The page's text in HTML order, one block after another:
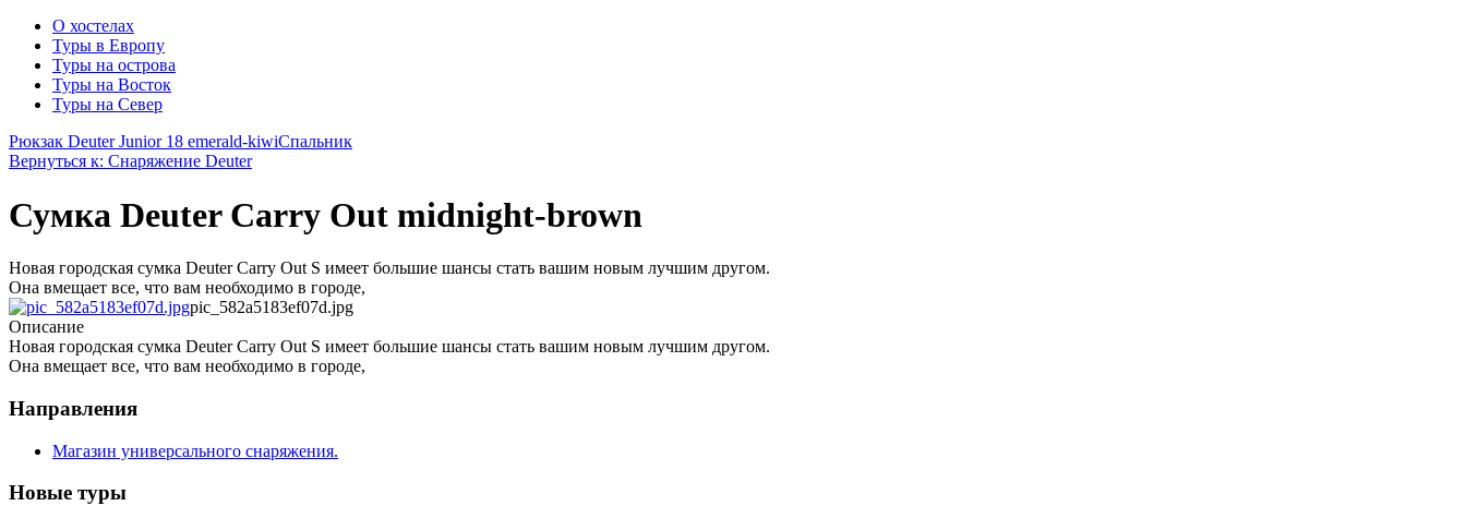
О хостелах
Туры в Европу
Туры на острова
Туры на Восток
Туры на Север
Рюкзак Deuter Junior 18 emerald-kiwiСпальник
Вернуться к: Снаряжение Deuter
Сумка Deuter Carry Out midnight-brown
Новая городская сумка Deuter Carry Out S имеет большие шансы стать вашим новым лучшим другом.
Она вмещает все, что вам необходимо в городе,
pic_582a5183ef07d.jpg
Описание
Новая городская сумка Deuter Carry Out S имеет большие шансы стать вашим новым лучшим другом.
Она вмещает все, что вам необходимо в городе,
Направления
Магазин универсального снаряжения.
Новые туры